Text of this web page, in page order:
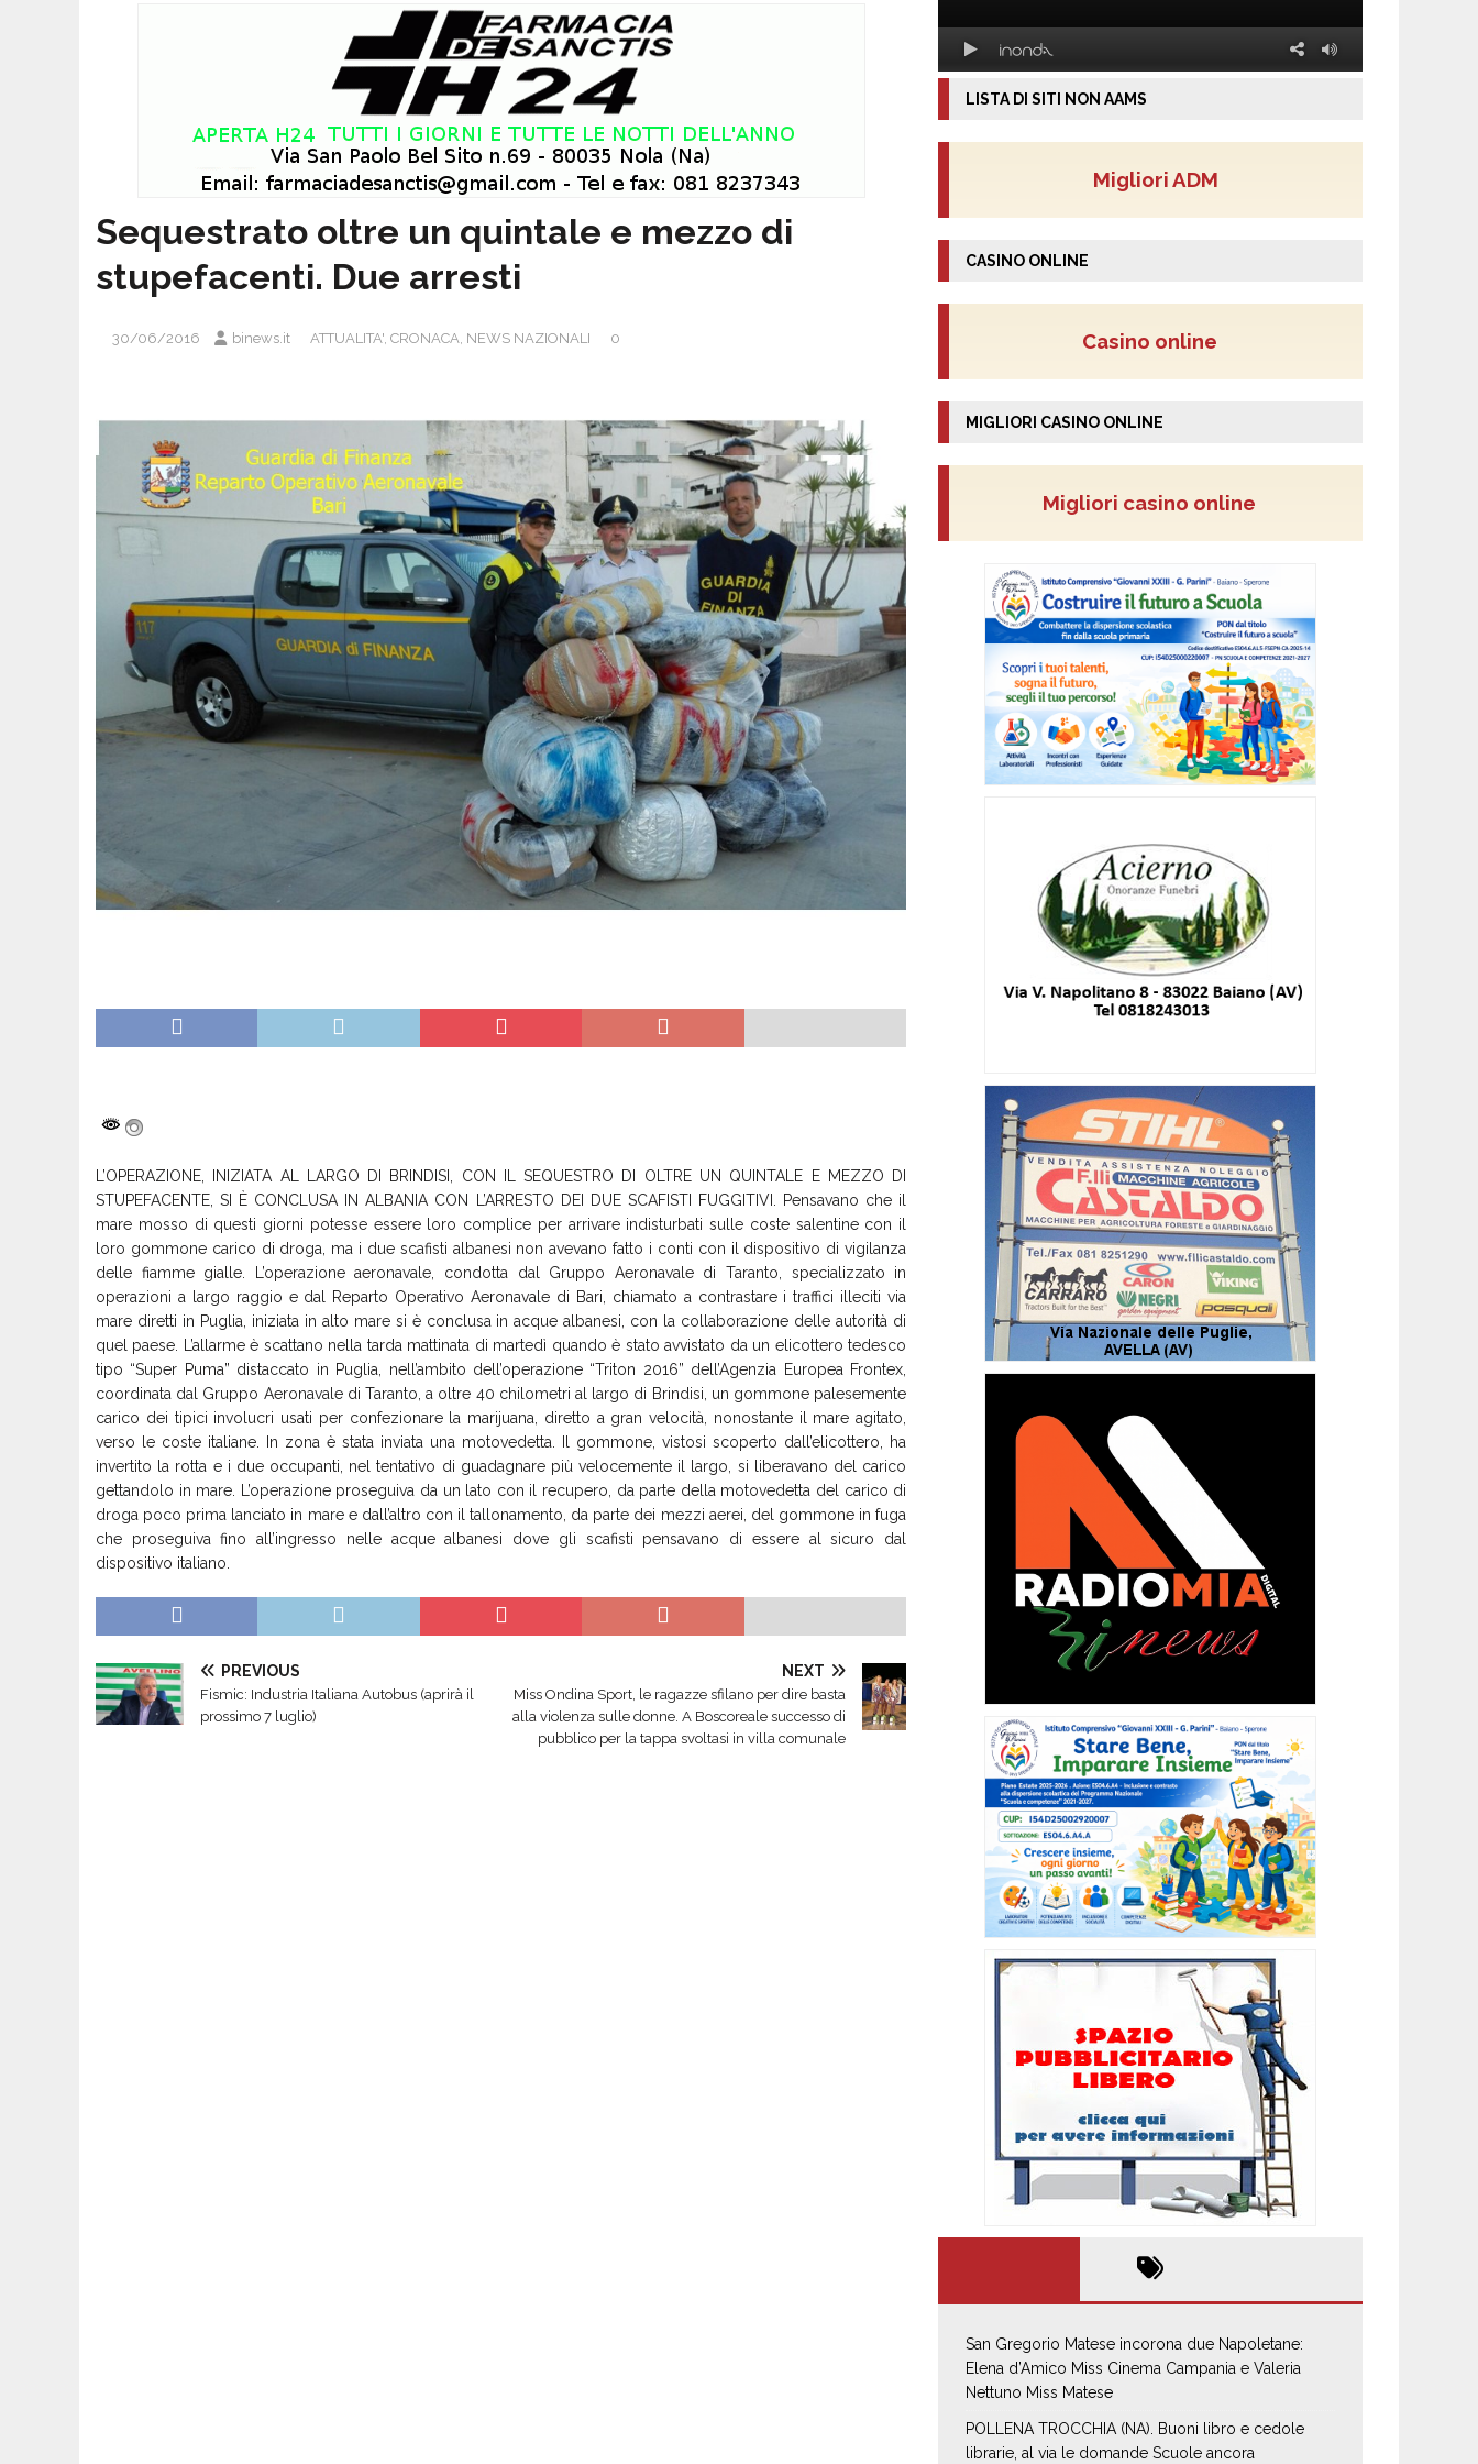
Sequestrato oltre un quintale e mezzo di
stupefacenti. Due arresti
30/06/2016 binews.it ATTUALITA', CRONACA, NEWS NAZIONALI 0
L’OPERAZIONE, INIZIATA AL LARGO DI BRINDISI, CON IL SEQUESTRO DI OLTRE UN QUINTALE E MEZZO DI
STUPEFACENTE, SI È CONCLUSA IN ALBANIA CON L’ARRESTO DEI DUE SCAFISTI FUGGITIVI. Pensavano che il
mare mosso di questi giorni potesse essere loro complice per arrivare indisturbati sulle coste salentine con il
loro gommone carico di droga, ma i due scafisti albanesi non avevano fatto i conti con il dispositivo di vigilanza
delle fiamme gialle. L’operazione aeronavale, condotta dal Gruppo Aeronavale di Taranto, specializzato in
operazioni a largo raggio e dal Reparto Operativo Aeronavale di Bari, chiamato a contrastare i traffici illeciti via
mare diretti in Puglia, iniziata in alto mare si è conclusa in acque albanesi, con la collaborazione delle autorità di
quel paese. L’allarme è scattano nella tarda mattinata di martedì quando è stato avvistato da un elicottero tedesco
tipo “Super Puma” distaccato in Puglia, nell’ambito dell’operazione “Triton 2016” dell’Agenzia Europea Frontex,
coordinata dal Gruppo Aeronavale di Taranto, a oltre 40 chilometri al largo di Brindisi, un gommone palesemente
carico dei tipici involucri usati per confezionare la marijuana, diretto a gran velocità, nonostante il mare agitato,
verso le coste italiane. In zona è stata inviata una motovedetta. Il gommone, vistosi scoperto dall’elicottero, ha
invertito la rotta e i due occupanti, nel tentativo di guadagnare più velocemente il largo, si liberavano del carico
gettandolo in mare. L’operazione proseguiva da un lato con il recupero, da parte della motovedetta del carico di
droga poco prima lanciato in mare e dall’altro con il tallonamento, da parte dei mezzi aerei, del gommone in fuga
che proseguiva fino all’ingresso nelle acque albanesi dove gli scafisti pensavano di essere al sicuro dal
dispositivo italiano.
PREVIOUS
Fismic: Industria Italiana Autobus (aprirà il
prossimo 7 luglio)
NEXT
Miss Ondina Sport, le ragazze sfilano per dire basta
alla violenza sulle donne. A Boscoreale successo di
pubblico per la tappa svoltasi in villa comunale
LISTA DI SITI NON AAMS
Migliori ADM
CASINO ONLINE
Casino online
MIGLIORI CASINO ONLINE
Migliori casino online
San Gregorio Matese incorona due Napoletane:
Elena d’Amico Miss Cinema Campania e Valeria
Nettuno Miss Matese
POLLENA TROCCHIA (NA). Buoni libro e cedole
librarie, al via le domande Scuole ancora